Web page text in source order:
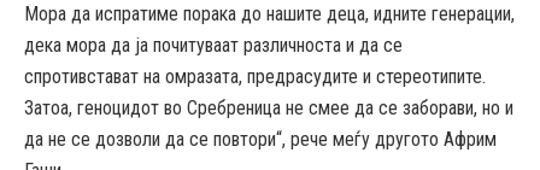
Мора да испратиме порака до нашите деца, идните генерации,
дека мора да ја почитуваат различноста и да се
спротивстават на омразата, предрасудите и стереотипите.
Затоа, геноцидот во Сребреница не смее да се заборави, но и
да не се дозволи да се повтори“, рече меѓу другото Африм